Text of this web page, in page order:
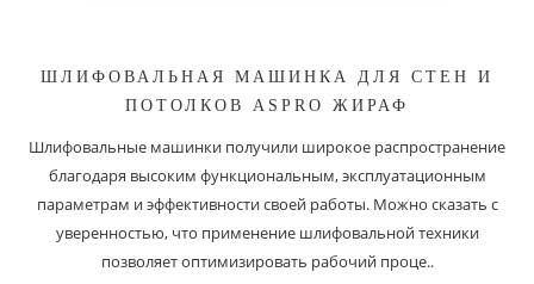
ШЛИФОВАЛЬНАЯ МАШИНКА ДЛЯ СТЕН И
ПОТОЛКОВ ASPRO ЖИРАФ
Шлифовальные машинки получили широкое распространение
благодаря высоким функциональным, эксплуатационным
параметрам и эффективности своей работы. Можно сказать с
уверенностью, что применение шлифовальной техники
позволяет оптимизировать рабочий проце..